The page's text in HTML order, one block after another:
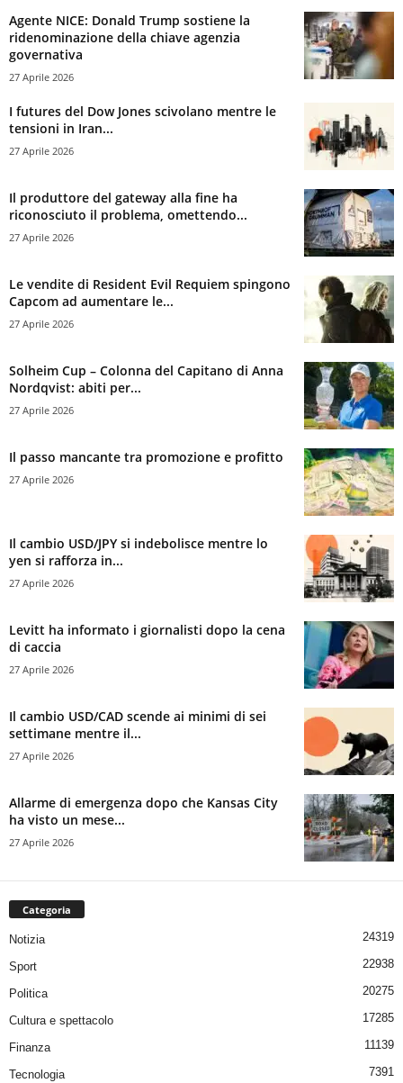
Agente NICE: Donald Trump sostiene la
ridenominazione della chiave agenzia
governativa
27 Aprile 2026
I futures del Dow Jones scivolano mentre le
tensioni in Iran...
27 Aprile 2026
Il produttore del gateway alla fine ha
riconosciuto il problema, omettendo...
27 Aprile 2026
Le vendite di Resident Evil Requiem spingono
Capcom ad aumentare le...
27 Aprile 2026
Solheim Cup – Colonna del Capitano di Anna
Nordqvist: abiti per...
27 Aprile 2026
Il passo mancante tra promozione e profitto
27 Aprile 2026
Il cambio USD/JPY si indebolisce mentre lo
yen si rafforza in...
27 Aprile 2026
Levitt ha informato i giornalisti dopo la cena
di caccia
27 Aprile 2026
Il cambio USD/CAD scende ai minimi di sei
settimane mentre il...
27 Aprile 2026
Allarme di emergenza dopo che Kansas City
ha visto un mese...
27 Aprile 2026
Categoria
Notizia 24319
Sport 22938
Politica 20275
Cultura e spettacolo 17285
Finanza 11139
Tecnologia 7391